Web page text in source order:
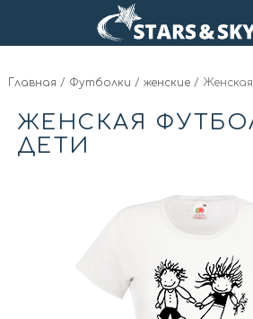
Главная / Футболки / женские /
ЖЕНСКАЯ
ДЕТИ